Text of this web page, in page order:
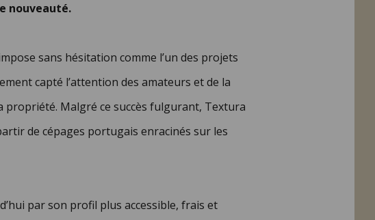
nouveauté.
sans hésitation comme l’un des projets
capté l’attention des amateurs et de la
propriété. Malgré ce succès fulgurant, Textura
de cépages portugais enracinés sur les
par son profil plus accessible, frais et